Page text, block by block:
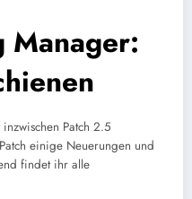
Manager:
Patch 2.5
einige Neuerungen und
findet ihr alle